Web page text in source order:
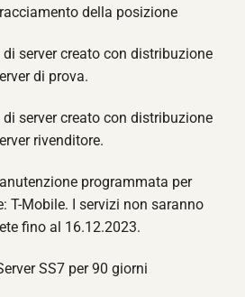
della posizione
server creato con distribuzione
di prova.
server creato con distribuzione
rivenditore.
programmata per
T-Mobile. I servizi non saranno
fino al 16.12.2023.
SS7 per 90 giorni